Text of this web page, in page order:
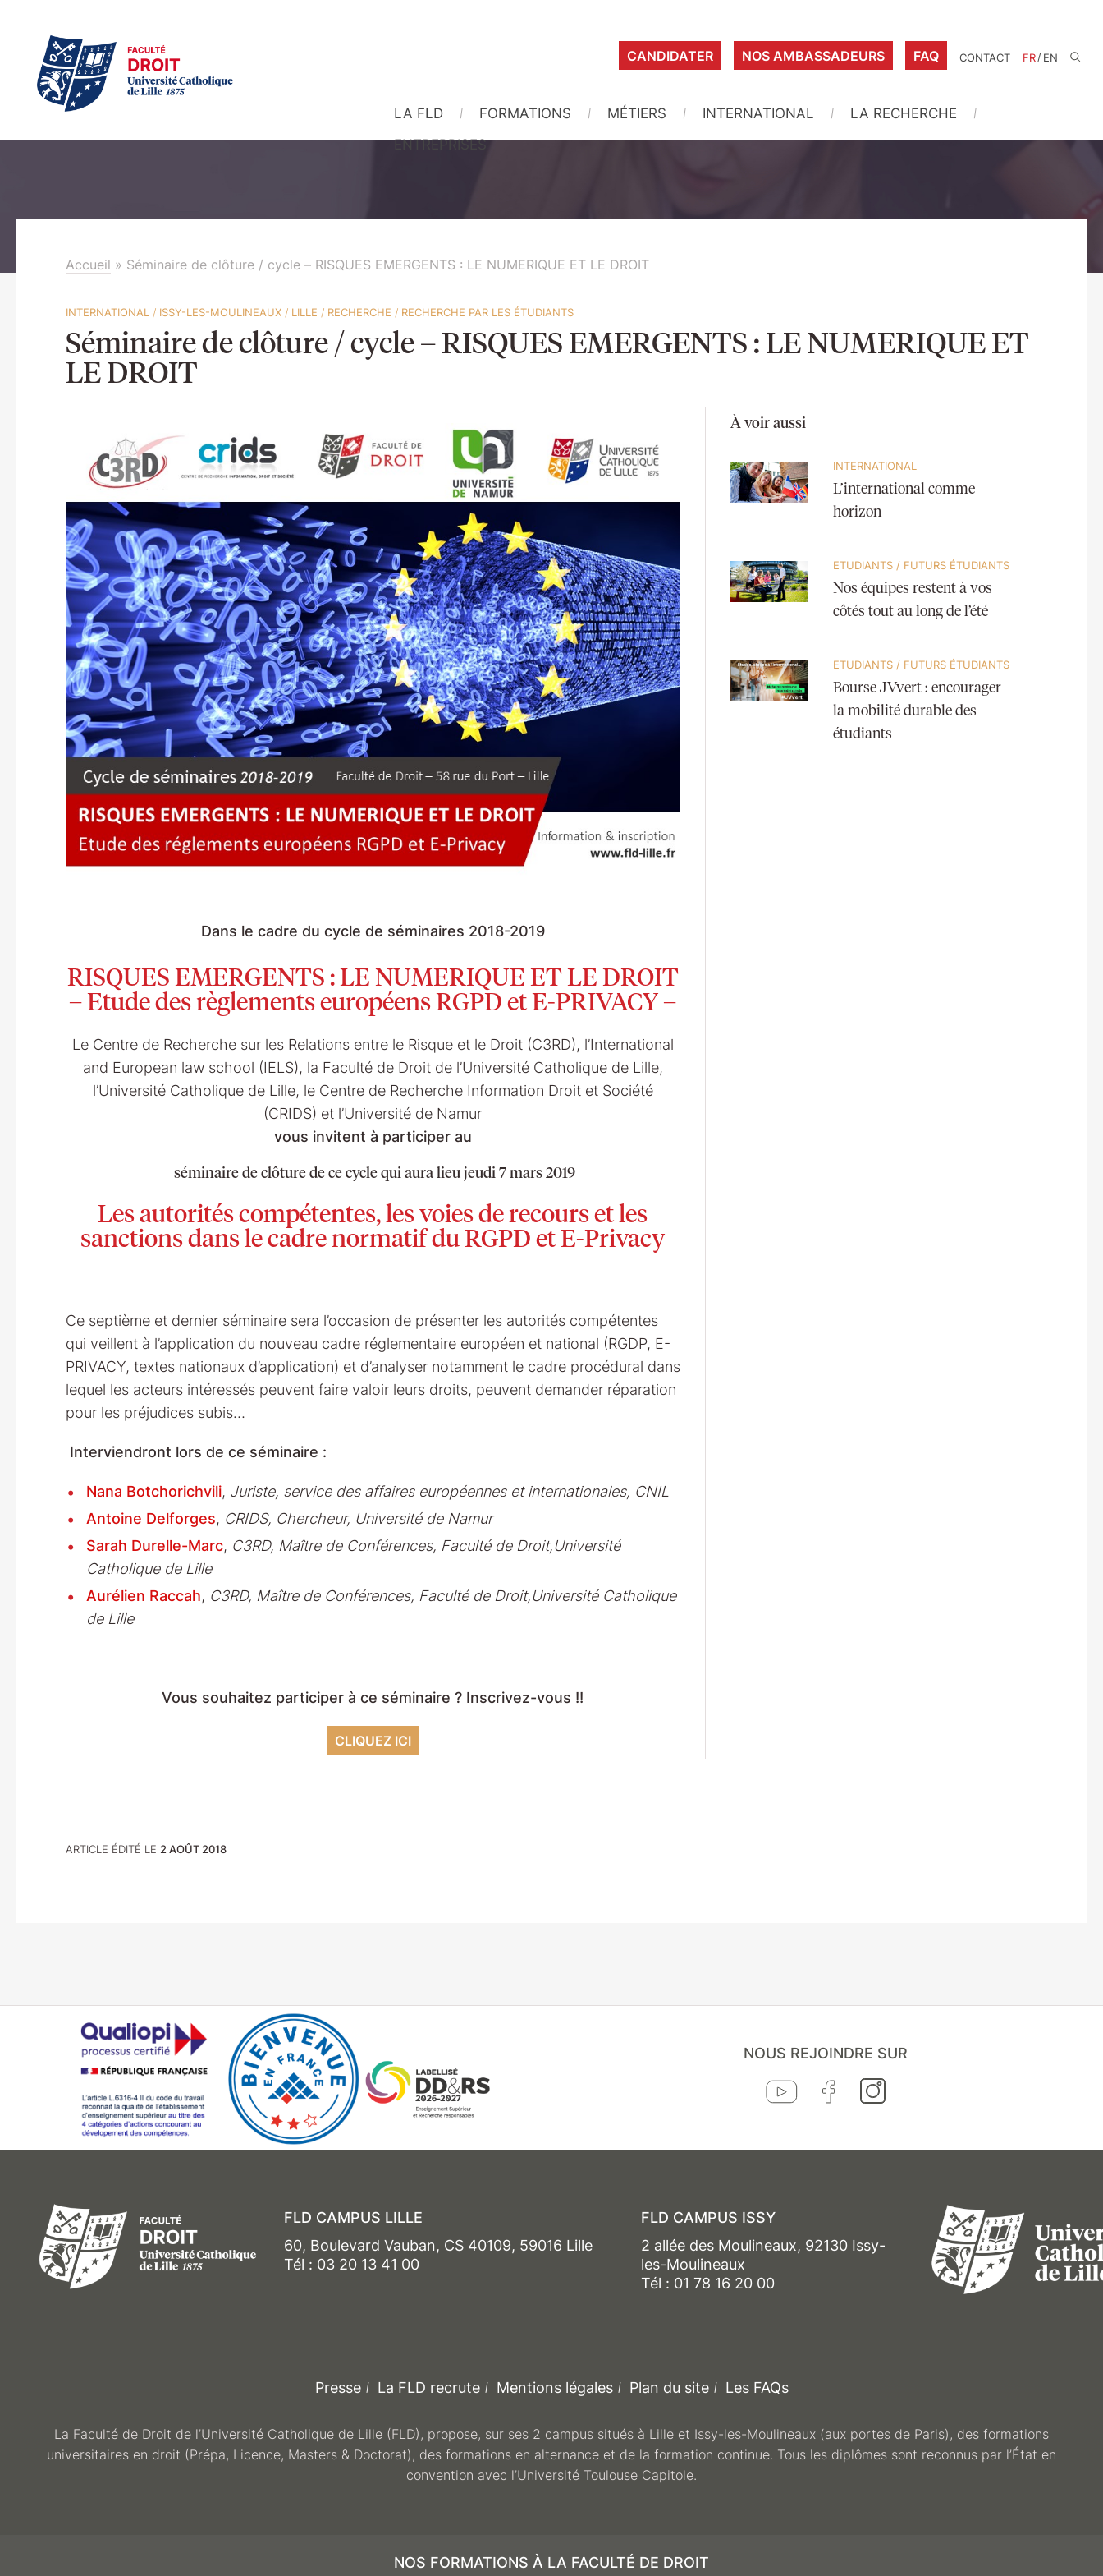
CANDIDATER NOS AMBASSADEURS FAQ CONTACT FR/EN
LA FLD FORMATIONS MÉTIERS INTERNATIONAL
LA RECHERCHE
ENTREPRISES
Accueil » Séminaire de clôture / cycle – RISQUES EMERGENTS : LE NUMERIQUE ET LE DROIT
INTERNATIONAL / ISSY-LES-MOULINEAUX/ LILLE / RECHERCHE / RECHERCHE PAR LES ÉTUDIANTS
Séminaire de clôture / cycle – RISQUES EMERGENTS : LE NUMERIQUE ET
LE DROIT
Dans le cadre du cycle de séminaires 2018-2019
RISQUES EMERGENTS : LE NUMERIQUE ET LE DROIT
– Etude des règlements européens RGPD et E-PRIVACY –
Le Centre de Recherche sur les Relations entre le Risque et le Droit (C3RD), l’International
and European law school (IELS), la Faculté de Droit de l’Université Catholique de Lille,
l’Université Catholique de Lille, le Centre de Recherche Information Droit et Société
(CRIDS) et l’Université de Namur
vous invitent à participer au
séminaire de clôturede ce cycle qui aura lieu jeudi 7 mars 2019
Les autorités compétentes, les voies de recours et les
sanctions dans le cadre normatif du RGPD et E-Privacy
Ce septième et dernier séminaire sera l’occasion de présenter les autorités compétentes
qui veillent à l’application du nouveau cadre réglementaire européen et national (RGDP, E-
PRIVACY, textes nationaux d’application) et d’analyser notamment le cadre procédural dans
lequel les acteurs intéressés peuvent faire valoir leurs droits, peuvent demander réparation
pour les préjudices subis…
Interviendront lors de ce séminaire :
Nana Botchorichvili, Juriste, service des affaires européennes et internationales, CNIL
Antoine Delforges, CRIDS, Chercheur, Université de Namur
Sarah Durelle-Marc, C3RD, Maître de Conférences, Faculté de Droit,Université
Catholique de Lille
Aurélien Raccah, C3RD, Maître de Conférences, Faculté de Droit,Université Catholique
de Lille
Vous souhaitez participer à ce séminaire ? Inscrivez-vous !!
CLIQUEZ ICI
ARTICLE ÉDITÉ LE 2 AOÛT 2018
À voir aussi
INTERNATIONAL
L’international comme
horizon
ETUDIANTS/ FUTURS ÉTUDIANTS
Nos équipes restent à vos
côtés tout au long de l’été
ETUDIANTS/ FUTURS ÉTUDIANTS
Bourse JVvert : encourager
la mobilité durable des
étudiants
NOUS REJOINDRE SUR
FLD CAMPUS LILLE
60, Boulevard Vauban, CS 40109, 59016 Lille
Tél : 03 20 13 41 00
FLD CAMPUS ISSY
2 allée des Moulineaux, 92130 Issy-
les-Moulineaux
Tél : 01 78 16 20 00
Presse La FLD recrute Mentions légales Plan du site Les FAQs
La Faculté de Droit de l’Université Catholique de Lille (FLD), propose, sur ses 2 campus situés à Lille et Issy-les-Moulineaux (aux portes de Paris), des formations
universitaires en droit (Prépa, Licence, Masters & Doctorat), des formations en alternance et de la formation continue. Tous les diplômes sont reconnus par l’État en
convention avec l’Université Toulouse Capitole.
NOS FORMATIONS À LA FACULTÉ DE DROIT